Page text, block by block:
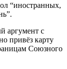
“иностранных,
аргумент с
привёз карту
Союзного